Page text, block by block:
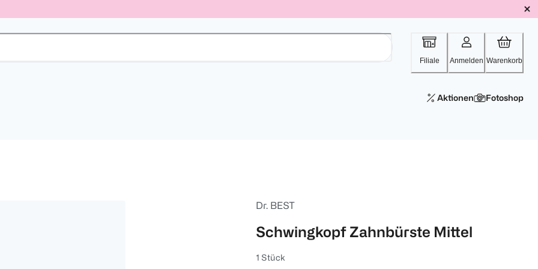
Filiale Anmelden Warenkorb
Aktionen Fotoshop
Dr. BEST
Schwingkopf Zahnbürste Mittel
1 Stück